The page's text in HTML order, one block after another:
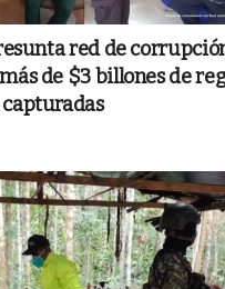
red de
de $3 billones de